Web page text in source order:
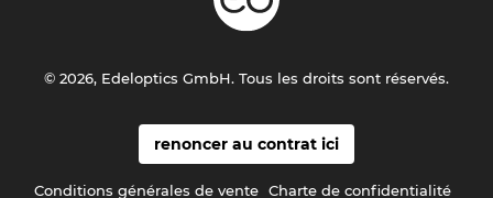
renoncer au contrat ici
Conditions générales de vente Charte de confidentialité
© 2026, Edeloptics GmbH. Tous les droits sont réservés.